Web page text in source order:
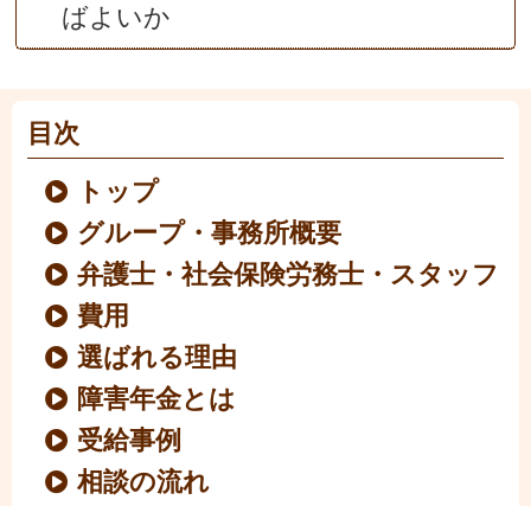
ばよいか
目次
トップ
グループ・事務所概要
弁護士・社会保険労務士・スタッフ
費用
選ばれる理由
障害年金とは
受給事例
相談の流れ